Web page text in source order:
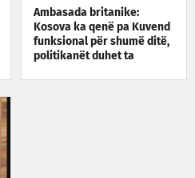
Ambasada britanike:
Kosova ka qenë pa Kuvend
funksional për shumë ditë,
politikanët duhet ta